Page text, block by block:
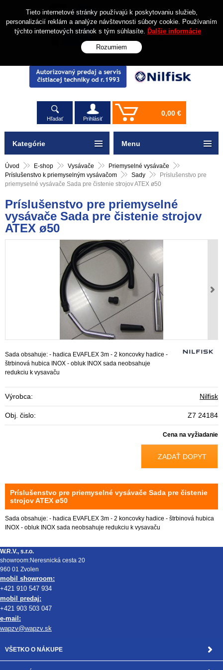
Hľadať Prihlásiť
0,00 €
Úvod E-shop Vysávače
Priemyselné vysávače
Príslušenstvo k priemyselným vysávačom
Sady
Príslušenstvo pre
priemyselné vysávače Sada pre čistenie strojov ATEX ø50
Príslušenstvo pre priemyselné
vysávače Sada pre čistenie strojov
ATEX ø50
Sada obsahuje: - hadica EVAFLEX 3m - 2 koncovky hadice -
štrbinová hubica INOX - obluk INOX sada neobsahuje
redukciu k vysavaču
Výrobca: Nilfisk
Obj. čislo: Z7 24184
Cena na vyžiadanie
ZADAŤ DOPYT
Príslušenstvo pre priemyselné vysávače Sada pre čistenie
strojov ATEX ø50
Sada obsahuje: - hadica EVAFLEX 3m - 2 koncovky hadice - štrbinová hubica
INOX - obluk INOX sada neobsahuje redukciu k vysavaču
Kategórie Menu
W.R.V., s.r.o.
showroom:Neresnická cesta 20
960 01 Zvolen
mobil showroom:
+421 910 547 934
mobil predaj:
+421 903 503 047
e-mail:
wapzv@wapzv.sk
VŠETKO O NÁKUPE
Tieto internetové stránky používajú k poskytovaniu služieb,
personalizácií reklám a analýze návštevnosti súbory cookie. Používaním
týchto internetových stránok s tým súhlasíte. Ďalšie informácie
Rozumiem